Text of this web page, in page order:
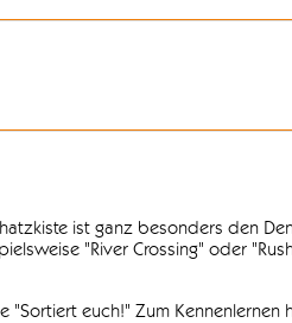
ist ganz besonders den
"River Crossing" oder
euch!" Zum Kennenlernen